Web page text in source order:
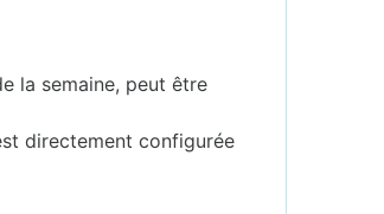
la semaine, peut être
directement configurée